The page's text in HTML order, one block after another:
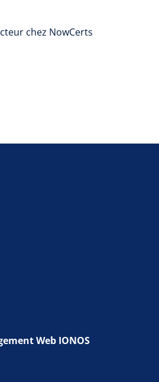
chez NowCerts
Web IONOS